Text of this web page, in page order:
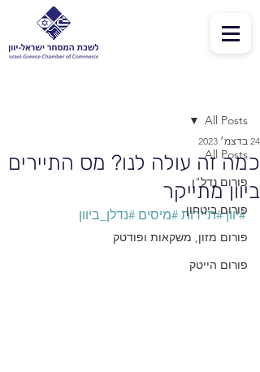
All Posts
פורום נדל"ן
פורום ביטחון
פורום מזון, משקאות ופודטק
פורום הייטק
All Posts
כמה זה עולה לנו? מס התיירים
ביוון מתייקר
24 בדצמ׳ 2023
#יוון #תיירות #מיסים #נדלן_ביוון